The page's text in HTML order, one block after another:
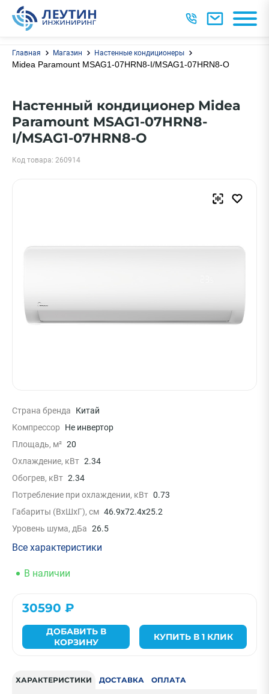
Главная Магазин Настенные кондиционеры
Midea Paramount MSAG1-07HRN8-I/MSAG1-07HRN8-O
Настенный кондиционер Midea
Paramount MSAG1-07HRN8-
I/MSAG1-07HRN8-O
Код товара: 260914
Страна бренда
Китай
Компрессор
Не инвертор
Площадь, м² 20
Охлаждение, кВт 2.34
Обогрев, кВт 2.34
Потребление при охлаждении, кВт 0.73
Габариты (ВхШхГ), см 46.9x72.4x25.2
Уровень шума, дБа 26.5
Все характеристики
В наличии
30590 ₽
ДОБАВИТЬ В
КОРЗИНУ
КУПИТЬ В 1 КЛИК
ХАРАКТЕРИСТИКИ ДОСТАВКА ОПЛАТА